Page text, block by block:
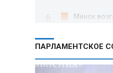
Минск
ПАРЛАМЕНТСКОЕ